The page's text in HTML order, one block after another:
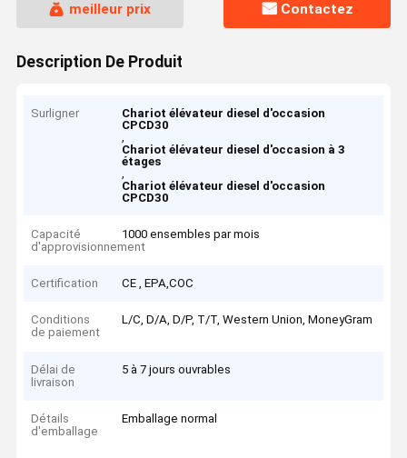
meilleur prix Contactez
Description De Produit
Surligner
Chariot élévateur diesel d'occasion
CPCD30
,
Chariot élévateur diesel d'occasion à 3
étages
,
Chariot élévateur diesel d'occasion
CPCD30
Capacité
d'approvisionnement
1000 ensembles par mois
Certification CE , EPA,COC
Conditions
de paiement
L/C, D/A, D/P, T/T, Western Union, MoneyGram
Délai de
livraison
5 à 7 jours ouvrables
Détails
d'emballage
Emballage normal